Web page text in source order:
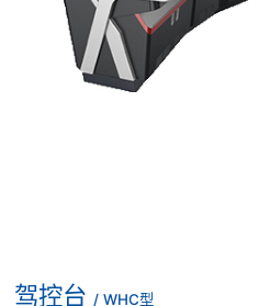
驾控台 / WHC型